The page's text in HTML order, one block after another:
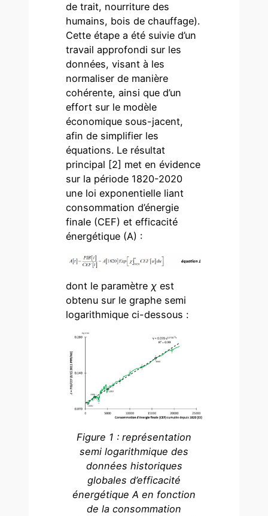
de trait, nourriture des
humains, bois de chauffage).
Cette étape a été suivie d’un
travail approfondi sur les
données, visant à les
normaliser de manière
cohérente, ainsi que d’un
effort sur le modèle
économique sous-jacent,
afin de simplifier les
équations. Le résultat
principal [2] met en évidence
sur la période 1820-2020
une loi exponentielle liant
consommation d’énergie
finale (CEF) et efficacité
énergétique (A) :
dont le paramètre χest
obtenu sur le graphe semi
logarithmique ci-dessous :
Figure 1 : représentation
semi logarithmique des
données historiques
globales d’efficacité
énergétique A en fonction
de la consommation